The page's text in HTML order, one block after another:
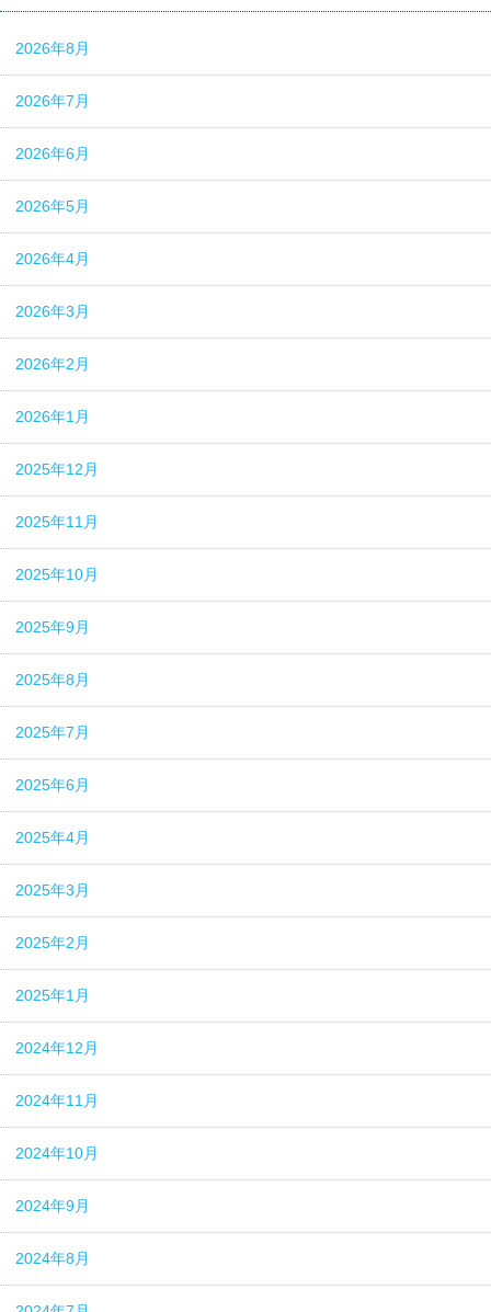
2026年8月
2026年7月
2026年6月
2026年5月
2026年4月
2026年3月
2026年2月
2026年1月
2025年12月
2025年11月
2025年10月
2025年9月
2025年8月
2025年7月
2025年6月
2025年4月
2025年3月
2025年2月
2025年1月
2024年12月
2024年11月
2024年10月
2024年9月
2024年8月